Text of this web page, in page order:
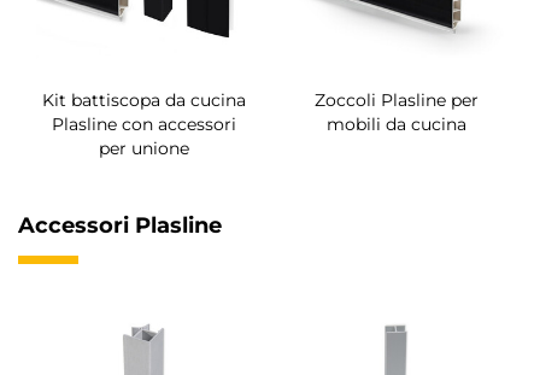
Kit battiscopa da cucina
Plasline con accessori
per unione
Zoccoli Plasline per
mobili da cucina
Accessori Plasline